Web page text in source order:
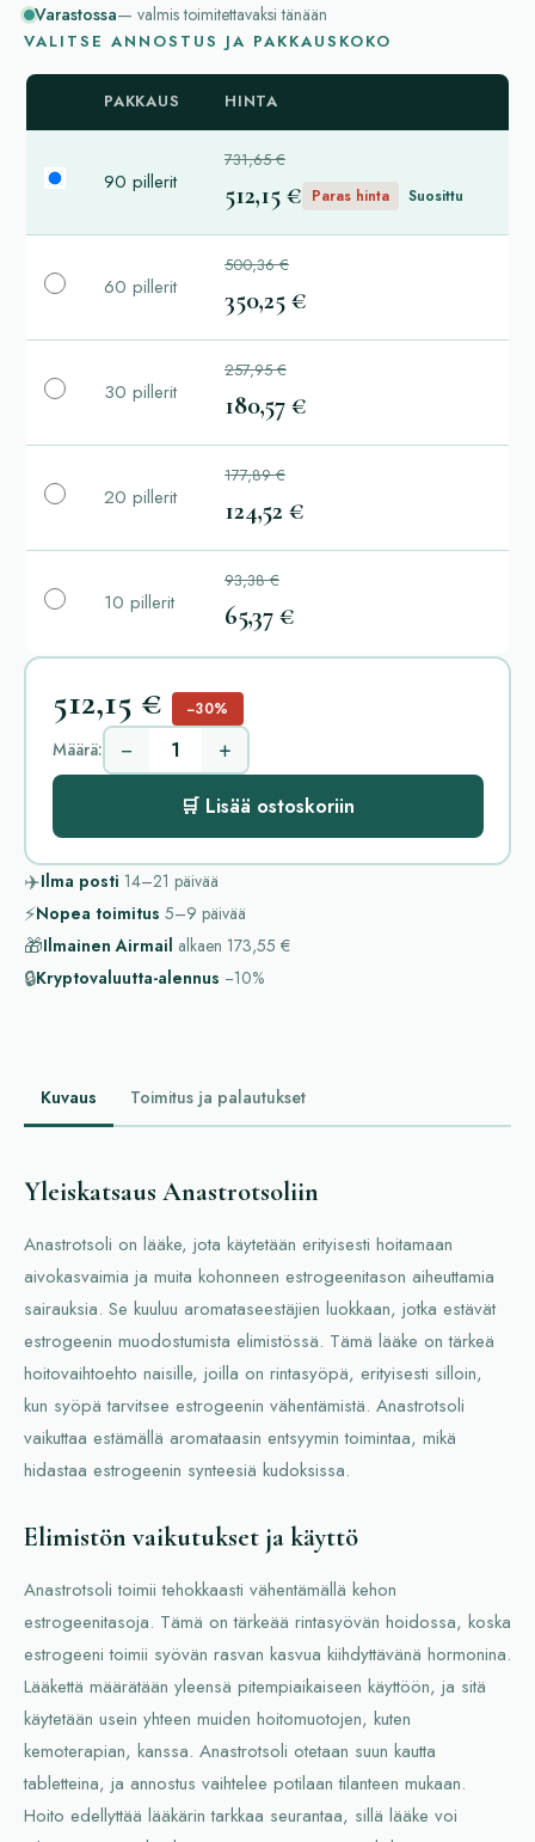
Varastossa— valmis toimitettavaksi tänään
VALITSE ANNOSTUS JA PAKKAUSKOKO
PAKKAUS HINTA
90 pillerit
731,65 €
512,15 € Paras hinta Suosittu
60 pillerit
500,36 €
350,25 €
30 pillerit
257,95 €
180,57 €
20 pillerit
177,89 €
124,52 €
10 pillerit
93,38 €
65,37 €
512,15 € −30%
Määrä: − +
🛒 Lisää ostoskoriin
✈️Ilma posti 14–21 päivää
⚡Nopea toimitus 5–9 päivää
🎁Ilmainen Airmail alkaen 173,55 €
🔒Kryptovaluutta-alennus −10%
Kuvaus Toimitus ja palautukset
Yleiskatsaus Anastrotsoliin
Anastrotsoli on lääke, jota käytetään erityisesti hoitamaan
aivokasvaimia ja muita kohonneen estrogeenitason aiheuttamia
sairauksia. Se kuuluu aromataseestäjien luokkaan, jotka estävät
estrogeenin muodostumista elimistössä. Tämä lääke on tärkeä
hoitovaihtoehto naisille, joilla on rintasyöpä, erityisesti silloin,
kun syöpä tarvitsee estrogeenin vähentämistä. Anastrotsoli
vaikuttaa estämällä aromataasin entsyymin toimintaa, mikä
hidastaa estrogeenin synteesiä kudoksissa.
Elimistön vaikutukset ja käyttö
Anastrotsoli toimii tehokkaasti vähentämällä kehon
estrogeenitasoja. Tämä on tärkeää rintasyövän hoidossa, koska
estrogeeni toimii syövän rasvan kasvua kiihdyttävänä hormonina.
Lääkettä määrätään yleensä pitempiaikaiseen käyttöön, ja sitä
käytetään usein yhteen muiden hoitomuotojen, kuten
kemoterapian, kanssa. Anastrotsoli otetaan suun kautta
tabletteina, ja annostus vaihtelee potilaan tilanteen mukaan.
Hoito edellyttää lääkärin tarkkaa seurantaa, sillä lääke voi